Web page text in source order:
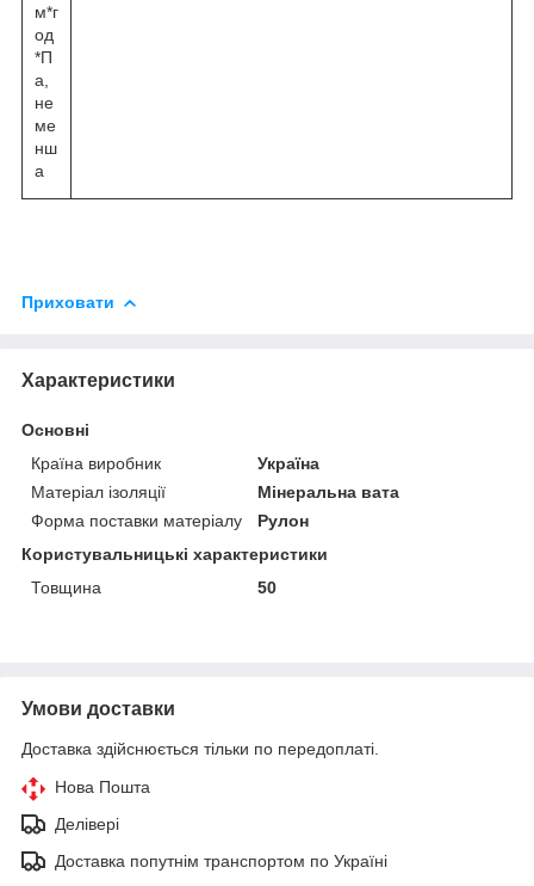
м*г
од
*П
а,
не
ме
нш
а
Приховати
Характеристики
Основні
Країна виробник
Україна
Матеріал ізоляції
Мінеральна вата
Форма поставки матеріалу
Рулон
Користувальницькі характеристики
Товщина
50
Умови доставки
Доставка здійснюється тільки по передоплаті.
Нова Пошта
Делівері
Доставка попутнім транспортом по Україні